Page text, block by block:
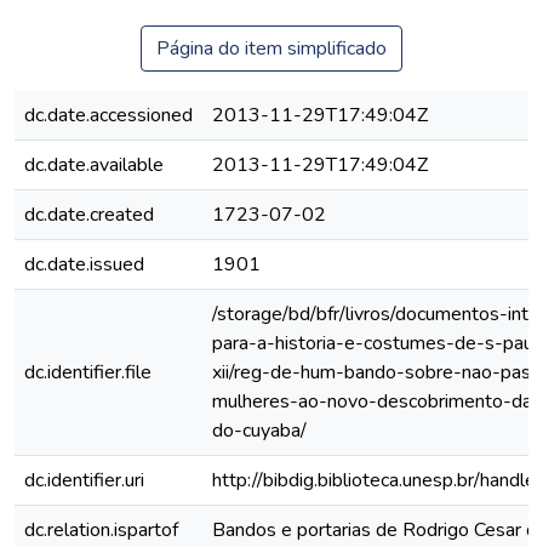
Página do item simplificado
dc.date.accessioned
2013-11-29T17:49:04Z
dc.date.available
2013-11-29T17:49:04Z
dc.date.created
1723-07-02
dc.date.issued
1901
dc.identifier.file
/storage/bd/bfr/livros/documentos-
para-a-historia-e-costumes-de-s-
xii/reg-de-hum-bando-sobre-nao-
mulheres-ao-novo-descobrimento-
do-cuyaba/
dc.identifier.uri
http://bibdig.biblioteca.unesp.br/
dc.relation.ispartof
Bandos e portarias de Rodrigo Cesar